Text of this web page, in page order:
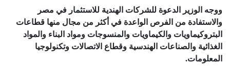
ووجه الوزير الدعوة للشركات الهندية للاستثمار في مصر
والاستفادة من الفرص الواعدة في أكثر من مجال منها قطاعات
البتروكيماويات والكيماويات والمنسوجات ومواد البناء والمواد
الغذائية والصناعات الهندسية وقطاع الاتصالات وتكنولوجيا
المعلومات.